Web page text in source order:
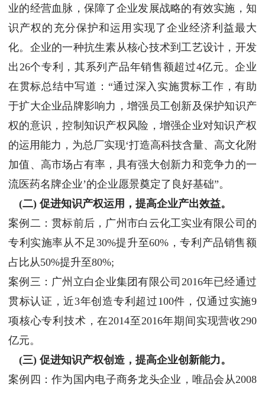
业的经营血脉，保障了企业发展战略的有效实施，知
识产权的充分保护和运用实现了企业经济利益最大
化。企业的一种抗生素从核心技术到工艺设计，开发
出26个专利，其系列产品年销售额超过4亿元。企业
在贯标总结中写道：“通过深入实施贯标工作，有助
于扩大企业品牌影响力，增强员工创新及保护知识产
权的意识，控制知识产权风险，增强企业对知识产权
的运用能力，为总厂实现‘打造高科技含量、高文化附
加值、高市场占有率，具有强大创新力和竞争力的一
流医药名牌企业’的企业愿景奠定了良好基础”。
(二) 促进知识产权运用，提高企业产出效益。
案例二：贯标前后，广州市白云化工实业有限公司的
专利实施率从不足30%提升至60%，专利产品销售额
占比从50%提升至80%;
案例三：广州立白企业集团有限公司2016年已经通过
贯标认证，近3年创造专利超过100件，仅通过实施9
项核心专利技术，在2014至2016年期间实现营收290
亿元。
(三) 促进知识产权创造，提高企业创新能力。
案例四：作为国内电子商务龙头企业，唯品会从2008